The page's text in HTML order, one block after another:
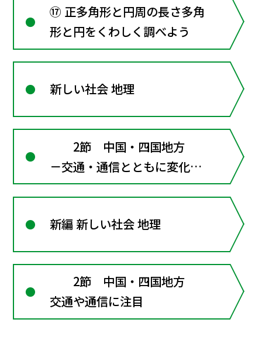
⑰ 正多角形と円周の長さ多角
形と円をくわしく調べよう
新しい社会 地理
2節 中国・四国地方
－交通・通信とともに変化す
る人々の暮らし－
新編 新しい社会 地理
2節 中国・四国地方
交通や通信に注目